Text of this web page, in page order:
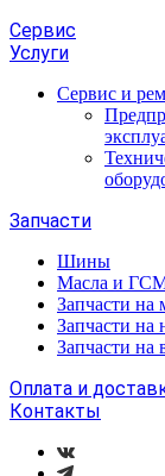
Сервис
Услуги
Сервис и
Запчасти
Шины
Масла и ГСМ
Запчасти на
Запчасти на
Запчасти на
Оплата и
Контакты